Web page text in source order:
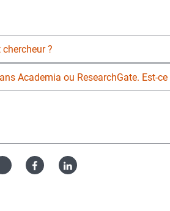
?
Academia ou ResearchGate. Est-
Twitter FacebookLinked